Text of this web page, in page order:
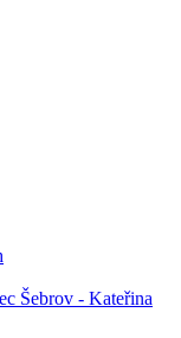
Šebrov - Kateřina